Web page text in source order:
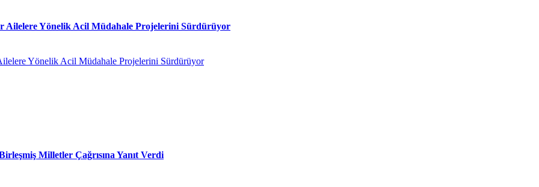
Ailelere Yönelik Acil Müdahale Projelerini Sürdürüyor
Milletler Çağrısına Yanıt Verdi